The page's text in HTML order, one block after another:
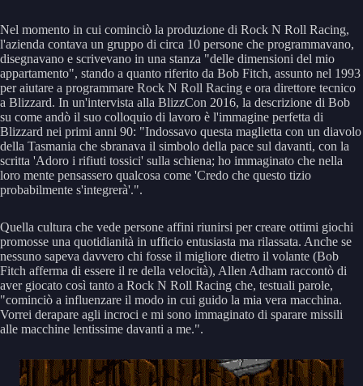
Nel momento in cui cominciò la produzione di Rock N Roll Racing,
l'azienda contava un gruppo di circa 10 persone che programmavano,
disegnavano e scrivevano in una stanza "delle dimensioni del mio
appartamento", stando a quanto riferito da Bob Fitch, assunto nel 1993
per aiutare a programmare Rock N Roll Racing e ora direttore tecnico
a Blizzard. In un'intervista alla BlizzCon 2016, la descrizione di Bob
su come andò il suo colloquio di lavoro è l'immagine perfetta di
Blizzard nei primi anni 90: "Indossavo questa maglietta con un diavolo
della Tasmania che sbranava il simbolo della pace sul davanti, con la
scritta 'Adoro i rifiuti tossici' sulla schiena; ho immaginato che nella
loro mente pensassero qualcosa come 'Credo che questo tizio
probabilmente s'integrerà'.".
Quella cultura che vede persone affini riunirsi per creare ottimi giochi
promosse una quotidianità in ufficio entusiasta ma rilassata. Anche se
nessuno sapeva davvero chi fosse il migliore dietro il volante (Bob
Fitch afferma di essere il re della velocità), Allen Adham raccontò di
aver giocato così tanto a Rock N Roll Racing che, testuali parole,
"cominciò a influenzare il modo in cui guido la mia vera macchina.
Vorrei derapare agli incroci e mi sono immaginato di sparare missili
alle macchine lentissime davanti a me.".